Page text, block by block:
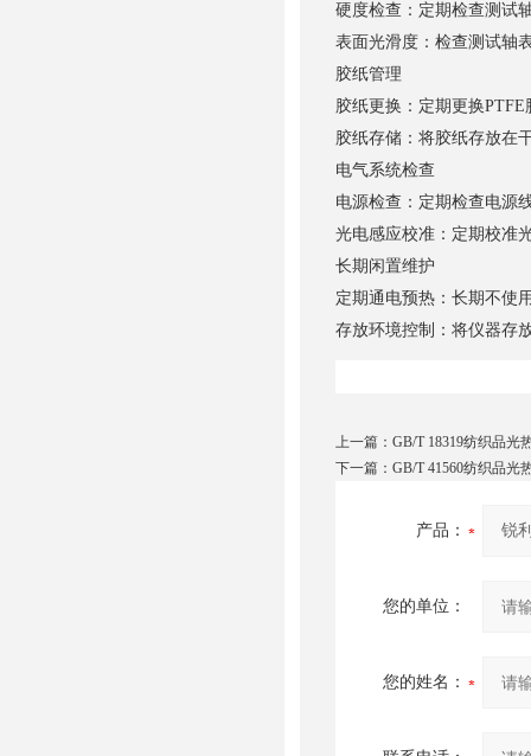
硬度检查：定期检查测试
表面光滑度：检查测试轴
胶纸管理
胶纸更换：定期更换
胶纸存储：将胶纸存放在
电气系统检查
电源检查：定期检查电源
光电感应校准：定期校准
长期闲置维护
定期通电预热：长期不使
存放环境控制：将仪器存
上一篇： GB/T 18319纺织品光
下一篇： GB/T 41560纺织品光
产品：
您的单位：
您的姓名：